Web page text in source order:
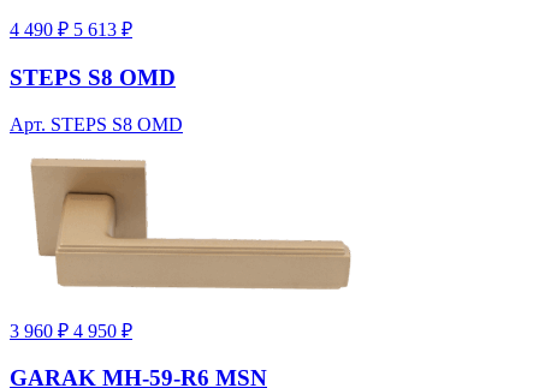
4 490 ₽ 5 613 ₽
STEPS S8 OMD
Арт. STEPS S8 OMD
3 960 ₽ 4 950 ₽
GARAK MH-59-R6 MSN